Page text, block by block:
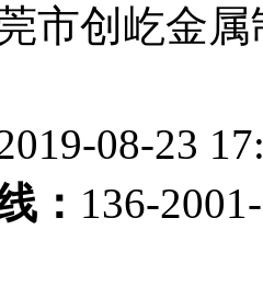
市创屹金
08-23
： 136-